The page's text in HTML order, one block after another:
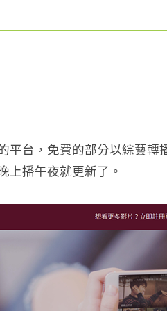
平台，免費的部分以綜藝轉
上播午夜就更新了。